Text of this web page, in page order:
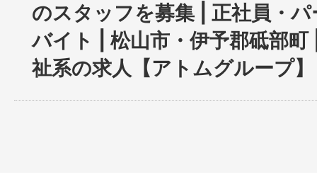
のスタッフを募集 | 正社員・
バイト | 松山市・伊予郡砥部町
祉系の求人【アトムグループ】